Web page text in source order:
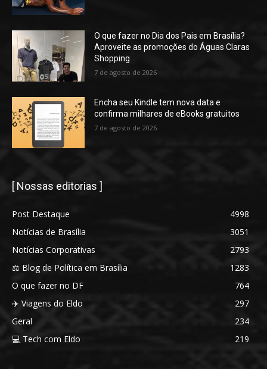
O que fazer no Dia dos Pais em Brasília?
Aproveite as promoções do Águas Claras
Shopping
7 de agosto de 2026
Encha seu Kindle tem nova data e
confirma milhares de eBooks gratuitos
7 de agosto de 2026
[ Nossas editorias ]
Post Destaque
4998
Notícias de Brasília
3051
Notícias Corporativas
2793
⚖️ Blog de Política em Brasília
1283
O que fazer no DF
764
✈️ Viagens do Eldo
297
Geral
234
💻 Tech com Eldo
219